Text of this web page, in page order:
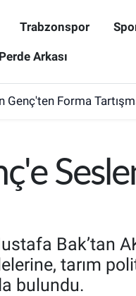
Trabzonspor
Perde Arkası
Forma
Bak’tan
tarım
bulundu.